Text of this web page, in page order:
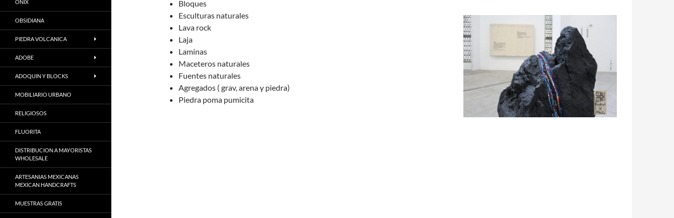
Bloques
Esculturas naturales
Lava rock
Laja
Laminas
Maceteros naturales
Fuentes naturales
Agregados ( grav, arena y piedra)
Piedra poma pumicita
ONIX
OBSIDIANA
PIEDRA VOLCANICA
ADOBE
ADOQUIN Y BLOCKS
MOBILIARIO URBANO
RELIGIOSOS
FLUORITA
DISTRIBUCION A MAYORISTAS
WHOLESALE
ARTESANIAS MEXICANAS
MEXICAN HANDCRAFTS
MUESTRAS GRATIS